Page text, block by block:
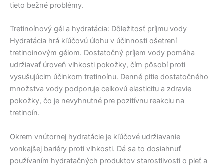
tieto bežné problémy.
Tretinoínový gél a hydratácia: Dôležitosť príjmu vody
Hydratácia hrá kľúčovú úlohu v účinnosti ošetrení
tretinoinovým gélom. Dostatočný príjem vody pomáha
udržiavať úroveň vlhkosti pokožky, čím pôsobí proti
vysušujúcim účinkom tretinoínu. Denné pitie dostatočného
množstva vody podporuje celkovú elasticitu a zdravie
pokožky, čo je nevyhnutné pre pozitívnu reakciu na
tretinoín.
Okrem vnútornej hydratácie je kľúčové udržiavanie
vonkajšej bariéry proti vlhkosti. Dá sa to dosiahnuť
používaním hydratačných produktov starostlivosti o pleť a